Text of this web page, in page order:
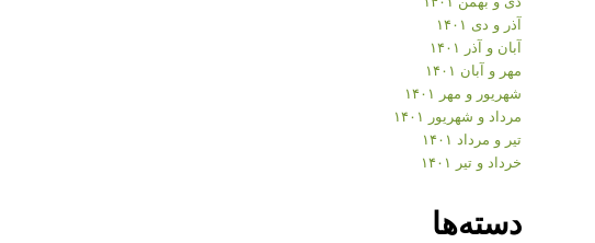
آذر و دی ۱۴۰۱
آبان و آذر ۱۴۰۱
مهر و آبان ۱۴۰۱
شهریور و مهر ۱۴۰۱
مرداد و شهریور ۱۴۰۱
تیر و مرداد ۱۴۰۱
خرداد و تیر ۱۴۰۱
دسته‌ها